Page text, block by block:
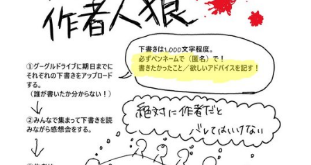
企業ITのトレンドを詳説
経営リーダーのコミュニティ
マーケ×ITの今がよく分かる
ITエンジニア向け専門サイト
企業向けIT製品の総合サイト
IT製品の技術・比較・事例